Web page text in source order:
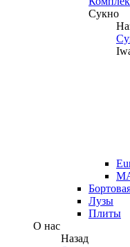
Сукно
Лузы
Плиты
О нас
Назад